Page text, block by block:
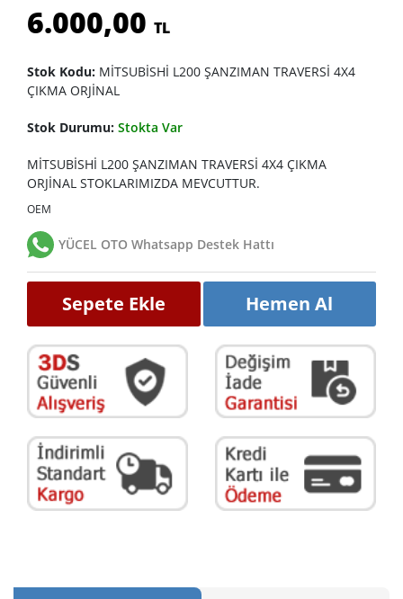
6.000,00 TL
Stok Kodu: MİTSUBİSHİ L200 ŞANZIMAN TRAVERSİ 4X4
ÇIKMA ORJİNAL
Stok Durumu: Stokta Var
MİTSUBİSHİ L200 ŞANZIMAN TRAVERSİ 4X4 ÇIKMA
ORJİNAL STOKLARIMIZDA MEVCUTTUR.
OEM
YÜCEL OTO Whatsapp Destek Hattı
Sepete Ekle Hemen Al